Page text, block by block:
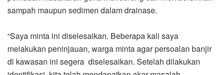
sampah maupun sedimen dalam drainase.
“Saya minta ini diselesaikan. Beberapa kali saya
melakukan peninjauan, warga minta agar persoalan banjir
di kawasan ini segera diselesaikan. Setelah dilakukan